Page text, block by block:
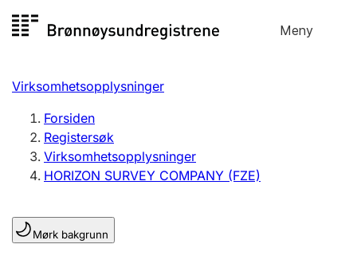
til
Meny
Registersøk
Aksjeselskap
Enkeltpersonforetak
Registrere, endre, slette
Lag og forening
Virksomhetsopplysninger
Forsiden
Registersøk
Virksomhetsopplysninger
HORIZON SURVEY COMPANY (FZE)
Mørk bakgrunn